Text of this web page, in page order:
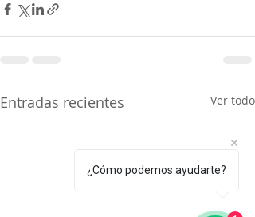
Entradas recientes Ver todo
¿Cómo podemos ayudarte?